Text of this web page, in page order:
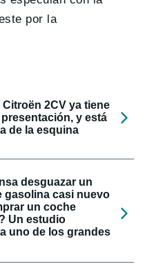
por la
Citroën 2CV ya tiene
y está
de la esquina
desguazar un
gasolina casi nuevo
un coche
Un estudio
uno de los grandes